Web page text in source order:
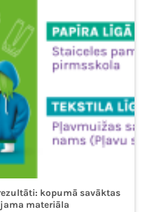
kopumā savāktas
materiāla